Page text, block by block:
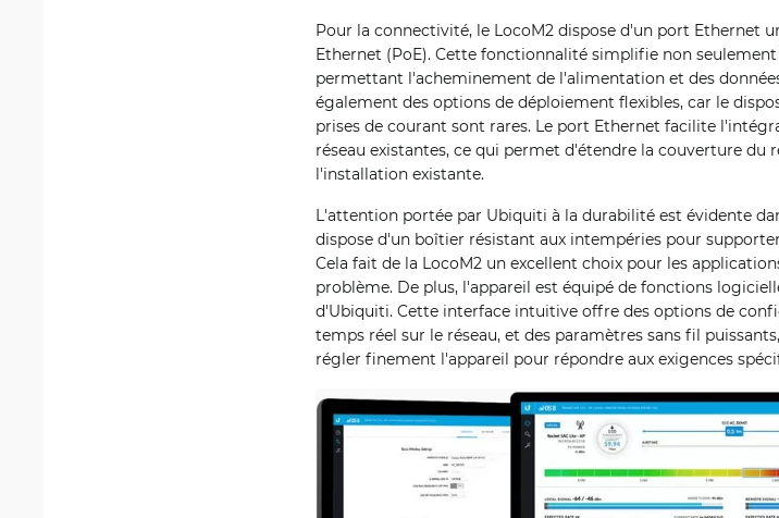
Pour la connectivité, le LocoM2 dispose d'un port Ethernet
Ethernet (PoE). Cette fonctionnalité simplifie non
permettant l'acheminement de l'alimentation et des
également des options de déploiement flexibles, car le
prises de courant sont rares. Le port Ethernet facilite
réseau existantes, ce qui permet d'étendre la couverture
l'installation existante.
L'attention portée par Ubiquiti à la durabilité est évidente
dispose d'un boîtier résistant aux intempéries pour
Cela fait de la LocoM2 un excellent choix pour les
problème. De plus, l'appareil est équipé de fonctions
d'Ubiquiti. Cette interface intuitive offre des options de
temps réel sur le réseau, et des paramètres sans fil
régler finement l'appareil pour répondre aux exigences